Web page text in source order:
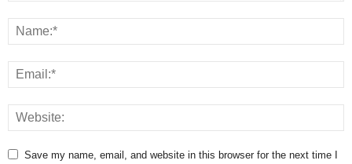
Save my name, email, and website in this browser for the next time I